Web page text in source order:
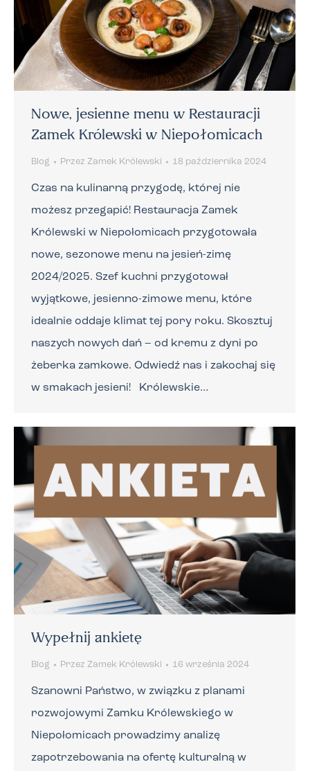
Nowe, jesienne menu w Restauracji
Zamek Królewski w Niepołomicach
Blog Przez Zamek Królewski 18 października 2024
Czas na kulinarną przygodę, której nie
możesz przegapić! Restauracja Zamek
Królewski w Niepołomicach przygotowała
nowe, sezonowe menu na jesień-zimę
2024/2025. Szef kuchni przygotował
wyjątkowe, jesienno-zimowe menu, które
idealnie oddaje klimat tej pory roku. Skosztuj
naszych nowych dań – od kremu z dyni po
żeberka zamkowe. Odwiedź nas i zakochaj się
w smakach jesieni! Królewskie…
Wypełnij ankietę
Blog Przez Zamek Królewski 16 września 2024
Szanowni Państwo, w związku z planami
rozwojowymi Zamku Królewskiego w
Niepołomicach prowadzimy analizę
zapotrzebowania na ofertę kulturalną w